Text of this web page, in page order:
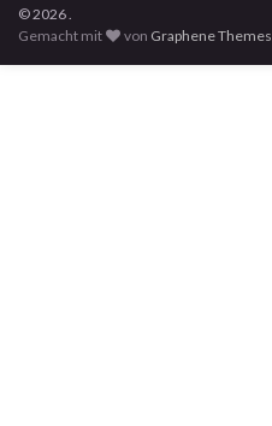
© 2026 .
Gemacht mit
von Graphene Themes